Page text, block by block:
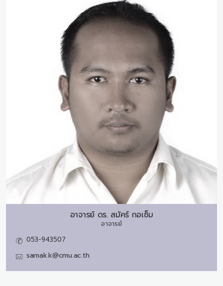
อาจารย์ ดร. สมัคร์ กอเซ็ม
อาจารย์
053-943507
samak.k@cmu.ac.th